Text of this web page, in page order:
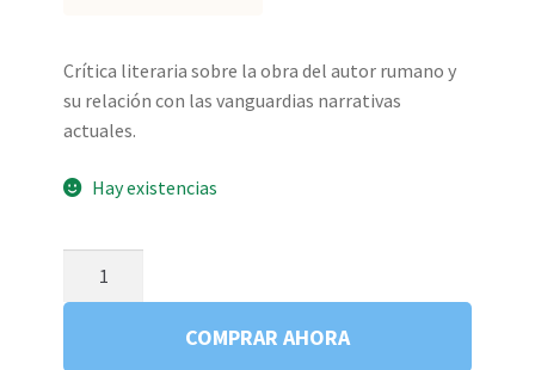
Crítica literaria sobre la obra del autor rumano y
su relación con las vanguardias narrativas
actuales.
Hay existencias
COMPRAR AHORA